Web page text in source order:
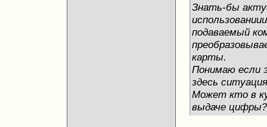
Знать-бы
подаваемый
карты.
Понимаю если
здесь
Может кто в
выдаче цифры?